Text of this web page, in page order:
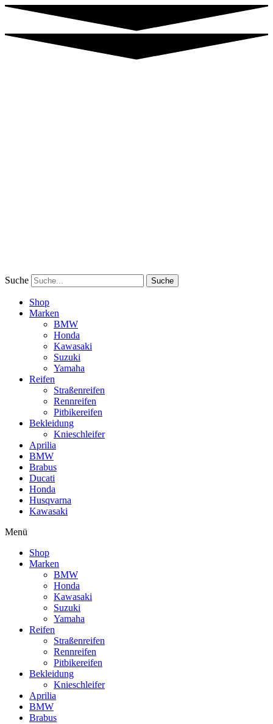
Suche Suche
Shop
Marken
BMW
Honda
Kawasaki
Suzuki
Yamaha
Reifen
Straßenreifen
Rennreifen
Pitbikereifen
Bekleidung
Knieschleifer
Aprilia
BMW
Brabus
Ducati
Honda
Husqvarna
Kawasaki
Menü
Shop
Marken
BMW
Honda
Kawasaki
Suzuki
Yamaha
Reifen
Straßenreifen
Rennreifen
Pitbikereifen
Bekleidung
Knieschleifer
Aprilia
BMW
Brabus